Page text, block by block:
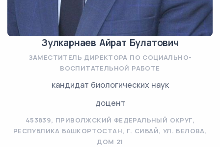
Зулкарнаев Айрат Булатович
ЗАМЕСТИТЕЛЬ ДИРЕКТОРА ПО СОЦИАЛЬНО-
ВОСПИТАТЕЛЬНОЙ РАБОТЕ
кандидат биологических наук
доцент
453839, ПРИВОЛЖСКИЙ ФЕДЕРАЛЬНЫЙ ОКРУГ,
РЕСПУБЛИКА БАШКОРТОСТАН, Г. СИБАЙ, УЛ. БЕЛОВА,
ДОМ 21